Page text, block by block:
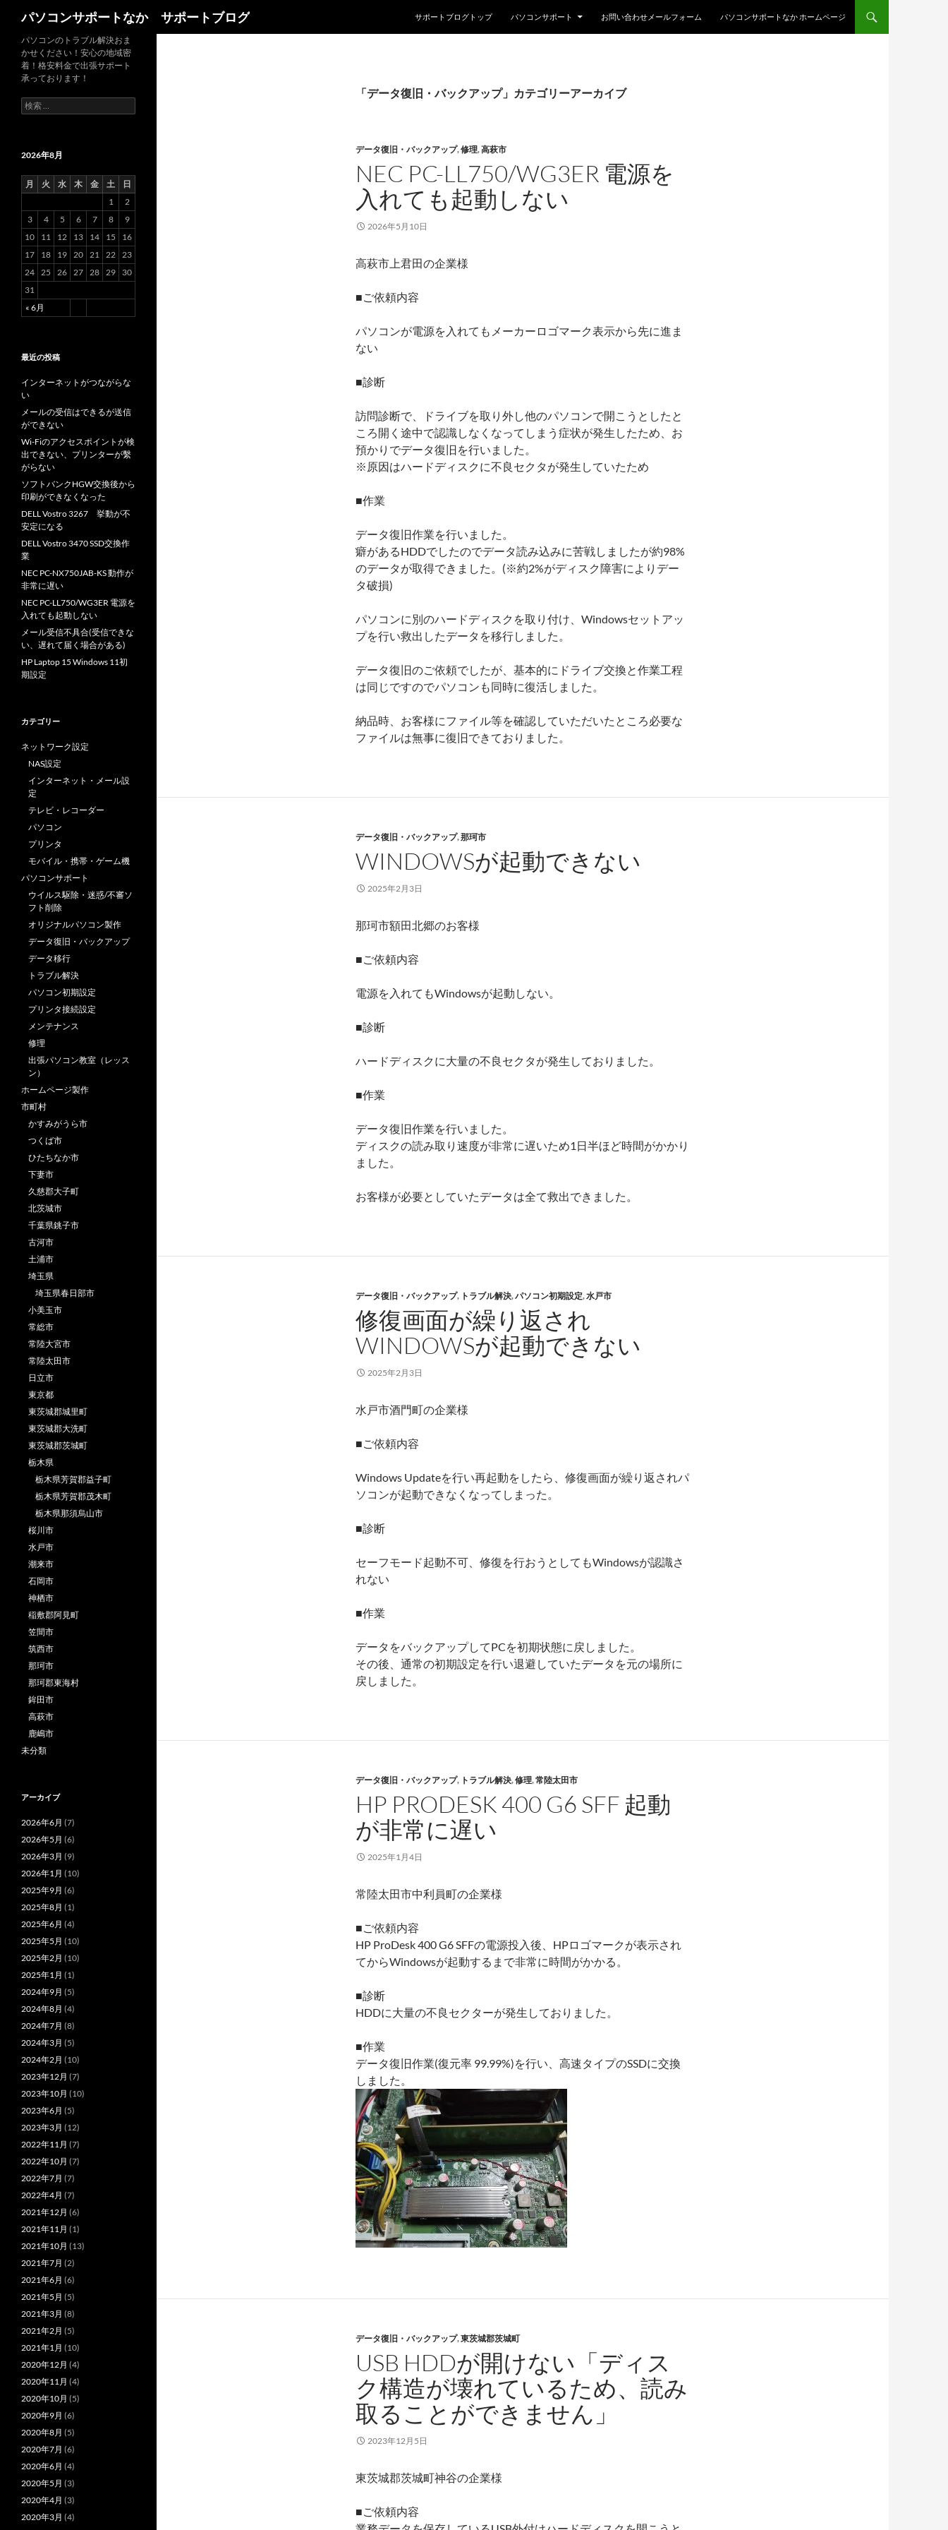
パソコンサポートなか サポートブログ
サポートブログトップ
パソコンサポート お問い合わせメールフォーム パソコンサポートなか ホームページ
「データ復旧・バックアップ」カテゴリーアーカイブ
データ復旧・バックアップ,修理,高萩市
NEC PC-LL750/WG3ER 電源を
入れても起動しない
2026年5月10日
高萩市上君田の企業様
■ご依頼内容
パソコンが電源を入れてもメーカーロゴマーク表示から先に進ま
ない
■診断
訪問診断で、ドライブを取り外し他のパソコンで開こうとしたと
ころ開く途中で認識しなくなってしまう症状が発生したため、お
預かりでデータ復旧を行いました。
※原因はハードディスクに不良セクタが発生していたため
■作業
データ復旧作業を行いました。
癖があるHDDでしたのでデータ読み込みに苦戦しましたが約98%
のデータが取得できました。(※約2%がディスク障害によりデー
タ破損)
パソコンに別のハードディスクを取り付け、Windowsセットアッ
プを行い救出したデータを移行しました。
データ復旧のご依頼でしたが、基本的にドライブ交換と作業工程
は同じですのでパソコンも同時に復活しました。
納品時、お客様にファイル等を確認していただいたところ必要な
ファイルは無事に復旧できておりました。
データ復旧・バックアップ,那珂市
WINDOWSが起動できない
2025年2月3日
那珂市額田北郷のお客様
■ご依頼内容
電源を入れてもWindowsが起動しない。
■診断
ハードディスクに大量の不良セクタが発生しておりました。
■作業
データ復旧作業を行いました。
ディスクの読み取り速度が非常に遅いため1日半ほど時間がかかり
ました。
お客様が必要としていたデータは全て救出できました。
データ復旧・バックアップ, トラブル解決,パソコン初期設定,水戸市
修復画面が繰り返され
WINDOWSが起動できない
2025年2月3日
水戸市酒門町の企業様
■ご依頼内容
Windows Updateを行い再起動をしたら、修復画面が繰り返されパ
ソコンが起動できなくなってしまった。
■診断
セーフモード起動不可、修復を行おうとしてもWindowsが認識さ
れない
■作業
データをバックアップしてPCを初期状態に戻しました。
その後、通常の初期設定を行い退避していたデータを元の場所に
戻しました。
データ復旧・バックアップ, トラブル解決,修理,常陸太田市
HP PRODESK 400 G6 SFF 起動
が非常に遅い
2025年1月4日
常陸太田市中利員町の企業様
■ご依頼内容
HP ProDesk 400 G6 SFFの電源投入後、HPロゴマークが表示され
てからWindowsが起動するまで非常に時間がかかる。
■診断
HDDに大量の不良セクターが発生しておりました。
■作業
データ復旧作業(復元率 99.99%)を行い、高速タイプのSSDに交換
しました。
データ復旧・バックアップ,東茨城郡茨城町
USB HDDが開けない「ディス
ク構造が壊れているため、読み
取ることができません」
2023年12月5日
東茨城郡茨城町神谷の企業様
■ご依頼内容
パソコンのトラブル解決おま
かせください！安心の地域密
着！格安料金で出張サポート
承っております！
検
索
2026年8月
月 火 水 木 金 土 日
« 6月
1
2
3
4 5 6 7 8
9
10
11 12 13 14 15
16
17
18 19 20 21 22 23
24 25 26 27 28 29
30
31
最近の投稿
インターネットがつながらな
い
メールの受信はできるが送信
ができない
Wi-Fiのアクセスポイントが検
出できない、プリンターが繫
がらない
ソフトバンクHGW交換後から
印刷ができなくなった
DELL Vostro 3267 挙動が不
安定になる
DELL Vostro 3470 SSD交換作
業
NEC PC-NX750JAB-KS 動作が
非常に遅い
NEC PC-LL750/WG3ER 電源を
入れても起動しない
メール受信不具合(受信できな
い、遅れて届く場合がある)
HP Laptop 15 Windows 11初
期設定
カテゴリー
ネットワーク設定
NAS設定
インターネット・メール設
定
テレビ・レコーダー
パソコン
プリンタ
モバイル・携帯・ゲーム機
パソコンサポート
ウイルス駆除・迷惑/不審ソ
フト削除
オリジナルパソコン製作
データ復旧・バックアップ
データ移行
トラブル解決
パソコン初期設定
プリンタ接続設定
メンテナンス
修理
出張パソコン教室（レッス
ン）
ホームページ製作
市町村
かすみがうら市
つくば市
ひたちなか市
下妻市
久慈郡大子町
北茨城市
千葉県銚子市
古河市
土浦市
埼玉県
埼玉県春日部市
小美玉市
常総市
常陸大宮市
常陸太田市
日立市
東京都
東茨城郡城里町
東茨城郡大洗町
東茨城郡茨城町
栃木県
栃木県芳賀郡益子町
栃木県芳賀郡茂木町
栃木県那須烏山市
桜川市
水戸市
潮来市
石岡市
神栖市
稲敷郡阿見町
笠間市
筑西市
那珂市
那珂郡東海村
鉾田市
高萩市
鹿嶋市
未分類
アーカイブ
2026年6月 (7)
2026年5月 (6)
2026年3月 (9)
2026年1月 (10)
2025年9月 (6)
2025年8月 (1)
2025年6月 (4)
2025年5月 (10)
2025年2月 (10)
2025年1月 (1)
2024年9月 (5)
2024年8月 (4)
2024年7月 (8)
2024年3月 (5)
2024年2月 (10)
2023年12月 (7)
2023年10月 (10)
2023年6月 (5)
2023年3月 (12)
2022年11月 (7)
2022年10月 (7)
2022年7月 (7)
2022年4月 (7)
2021年12月 (6)
2021年11月 (1)
2021年10月 (13)
2021年7月 (2)
2021年6月 (6)
2021年5月 (5)
2021年3月 (8)
2021年2月 (5)
2021年1月 (10)
2020年12月 (4)
2020年11月 (4)
2020年10月 (5)
2020年9月 (6)
2020年8月 (5)
2020年7月 (6)
2020年6月 (4)
2020年5月 (3)
2020年4月 (3)
2020年3月 (4)